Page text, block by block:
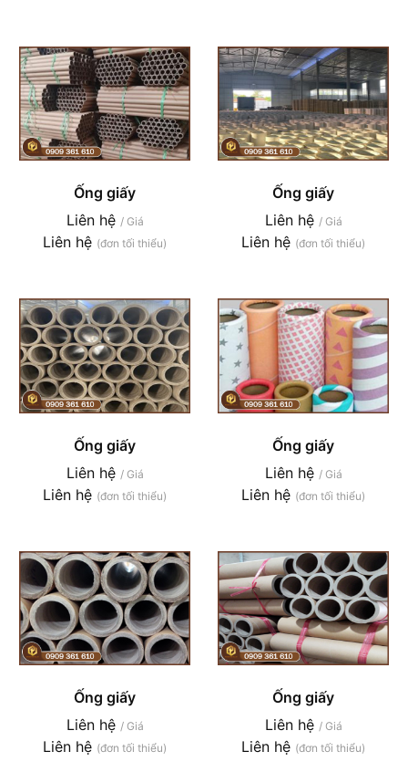
Ống giấy
Liên hệ / Giá
Liên hệ (đơn tối thiểu)
Ống giấy
Liên hệ / Giá
Liên hệ (đơn tối thiểu)
Ống giấy
Liên hệ / Giá
Liên hệ (đơn tối thiểu)
Ống giấy
Liên hệ / Giá
Liên hệ (đơn tối thiểu)
Ống giấy
Liên hệ / Giá
Liên hệ (đơn tối thiểu)
Ống giấy
Liên hệ / Giá
Liên hệ (đơn tối thiểu)